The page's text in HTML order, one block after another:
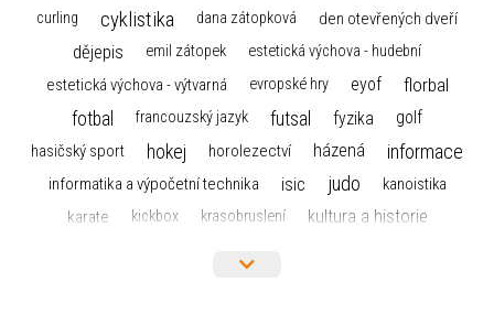
curling cyklistika dana zátopková den otevřených dveří
dějepis emil zátopek estetická výchova - hudební
estetická výchova - výtvarná evropské hry eyof florbal
fotbal francouzský jazyk futsal fyzika golf
hasičský sport hokej horolezectví házená informace
informatika a výpočetní technika isic judo
kanoistika
karate
kickbox krasobruslení
kultura a historie